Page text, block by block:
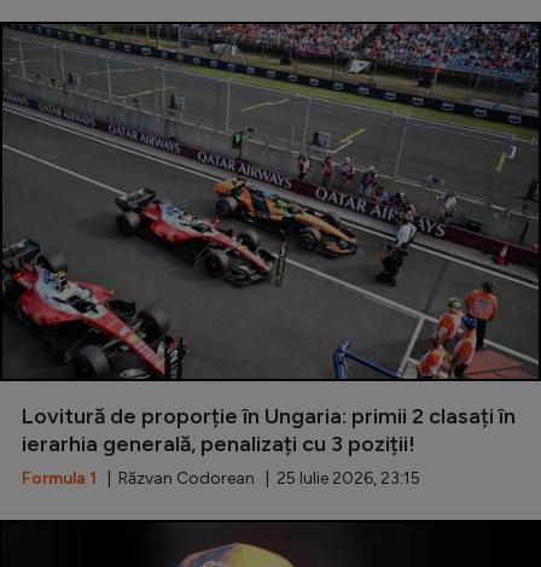
Lovitură de proporție în Ungaria: primii 2 clasați în
ierarhia generală, penalizați cu 3 poziții!
Formula 1 | Răzvan Codorean | 25 Iulie 2026, 23:15